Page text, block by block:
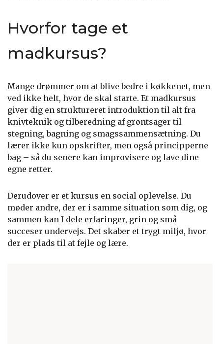
Hvorfor tage et
madkursus?
Mange drømmer om at blive bedre i køkkenet, men
ved ikke helt, hvor de skal starte. Et madkursus
giver dig en struktureret introduktion til alt fra
knivteknik og tilberedning af grøntsager til
stegning, bagning og smagssammensætning. Du
lærer ikke kun opskrifter, men også principperne
bag – så du senere kan improvisere og lave dine
egne retter.
Derudover er et kursus en social oplevelse. Du
møder andre, der er i samme situation som dig, og
sammen kan I dele erfaringer, grin og små
succeser undervejs. Det skaber et trygt miljø, hvor
der er plads til at fejle og lære.